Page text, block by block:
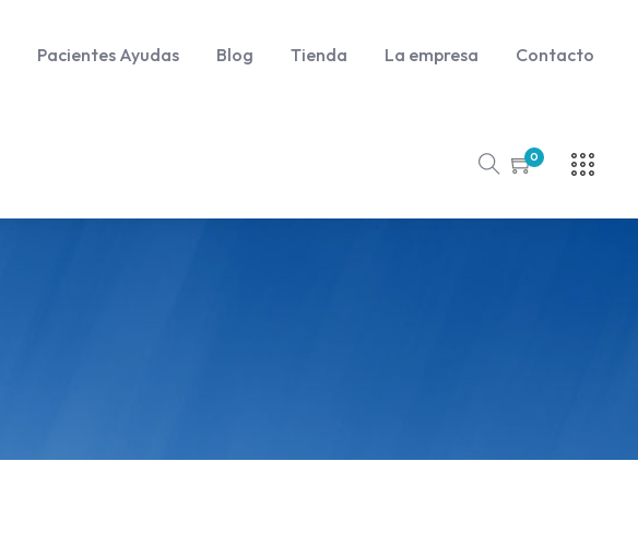
Pacientes Ayudas Blog Tienda La empresa Contacto
0